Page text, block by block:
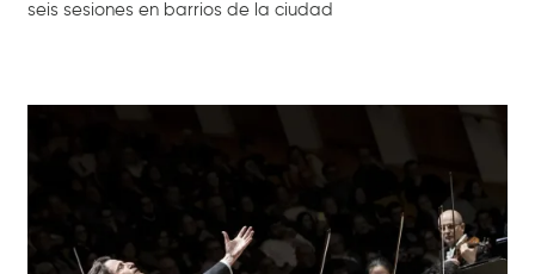
seis sesiones en barrios de la ciudad